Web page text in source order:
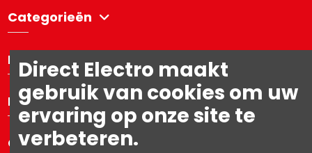
Categorieën
Directelectro
Mijn account
Contacteer ons
Direct Electro maakt
gebruik van cookies om uw
ervaring op onze site te
verbeteren.